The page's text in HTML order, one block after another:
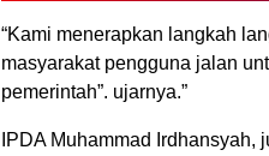
“Kami menerapkan langkah
masyarakat pengguna jalan
pemerintah”. ujarnya.”
IPDA Muhammad Irdhansyah,